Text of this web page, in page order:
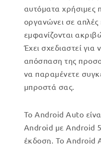
αυτόματα χρήσιμες
οργανώνει σε απλές
εμφανίζονται
Έχει σχεδιαστεί για
απόσπαση της
να παραμένετε
μπροστά σας.
Το Android Auto
Android με Android
έκδοση. Το Android